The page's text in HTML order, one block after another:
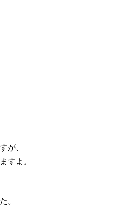
が、
すよ。
。